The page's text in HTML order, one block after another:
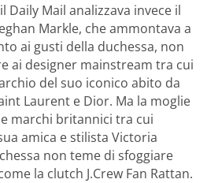
Daily Mail analizzava invece il
Markle, che ammontava a
ai gusti della duchessa, non
ai designer mainstream tra cui
del suo iconico abito da
Laurent e Dior. Ma la moglie
marchi britannici tra cui
amica e stilista Victoria
non teme di sfoggiare
la clutch J.Crew Fan Rattan.